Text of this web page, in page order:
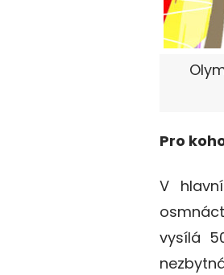
Pro
V
vysílá